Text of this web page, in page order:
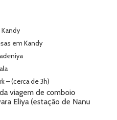
em Kandy
– (cerca de 3h)
viagem de comboio
Eliya (estação de Nanu